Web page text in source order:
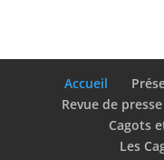
FranceAccueil
Revue de presse
Cagots
Les